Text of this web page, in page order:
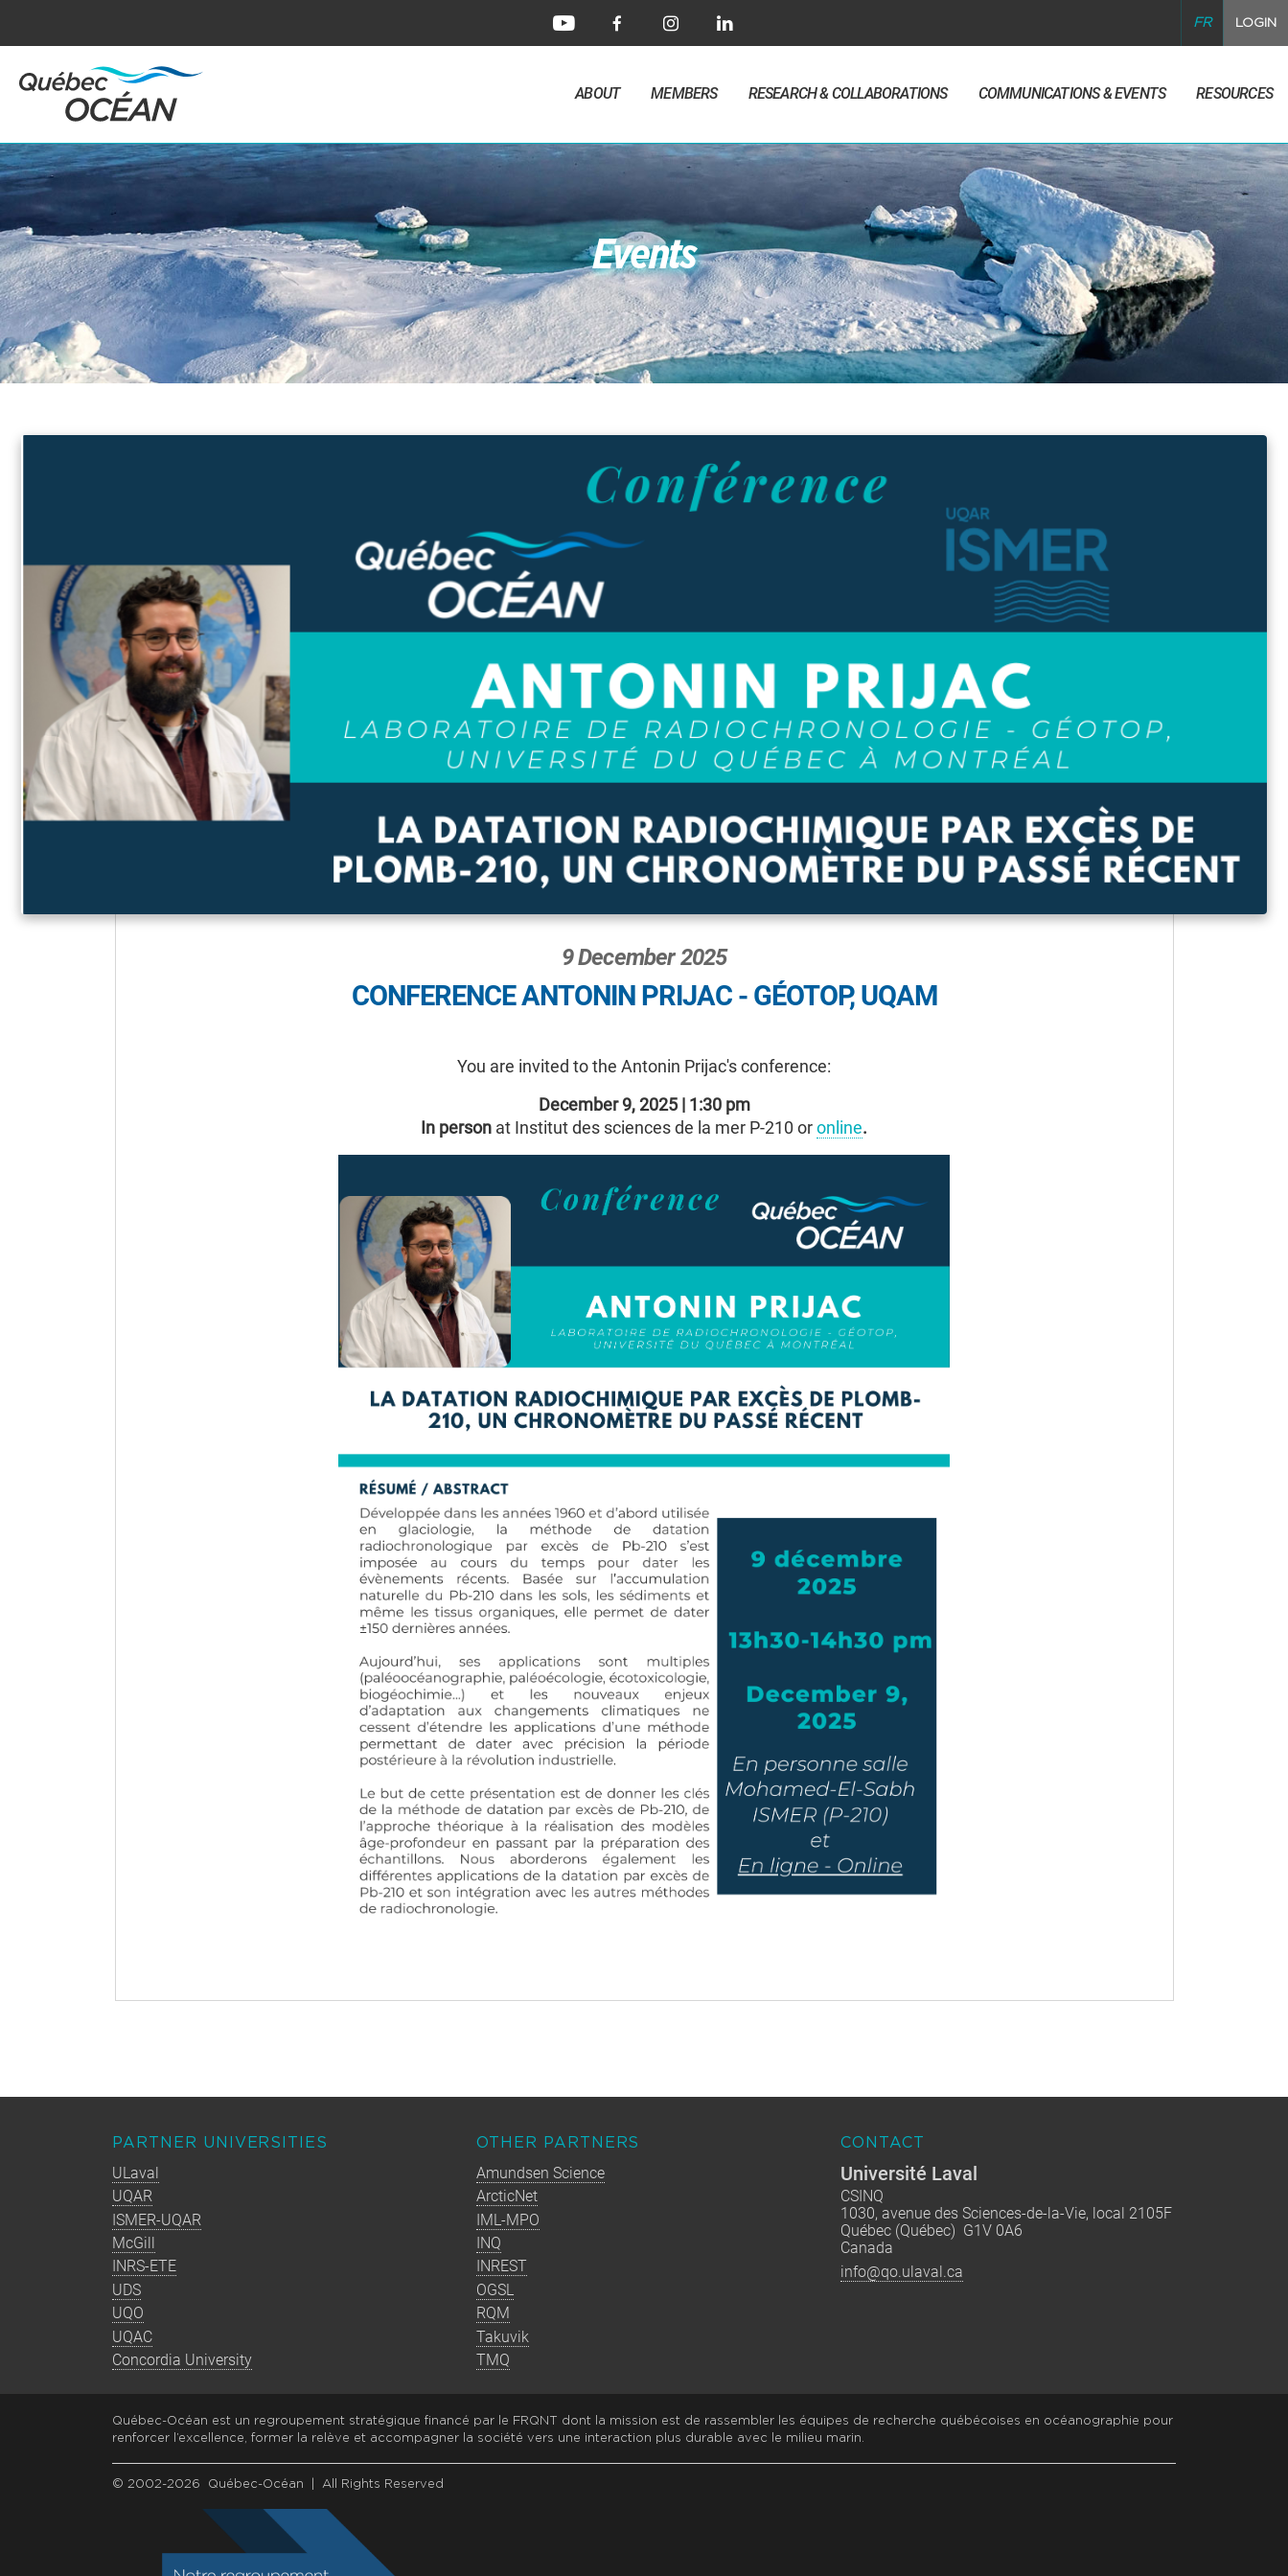
FR LOGIN
RESOURCES
COMMUNICATIONS & EVENTS
RESEARCH & COLLABORATIONS
MEMBERS
ABOUT
Events
9 December 2025
CONFERENCE ANTONIN PRIJAC - GÉOTOP, UQAM
You are invited to the Antonin Prijac's conference:
December 9, 2025 | 1:30 pm
In person at Institut des sciences de la mer P-210 oronline.
PARTNER UNIVERSITIES
ULaval
UQAR
ISMER-UQAR
McGill
INRS-ETE
UDS
UQO
UQAC
Concordia University
OTHER PARTNERS
Amundsen Science
ArcticNet
IML-MPO
INQ
INREST
OGSL
RQM
Takuvik
TMQ
CONTACT
Université Laval
CSINQ
1030, avenue des Sciences-de-la-Vie, local 2105F
Québec (Québec) G1V 0A6
Canada
info@qo.ulaval.ca
Québec-Océan est un regroupement stratégique financé par le FRQNT dont la mission est de rassembler les équipes de recherche québécoises en océanographie pour
renforcer l’excellence, former la relève et accompagner la société vers une interaction plus durable avec le milieu marin.
© 2002-2026 Québec-Océan | All Rights Reserved